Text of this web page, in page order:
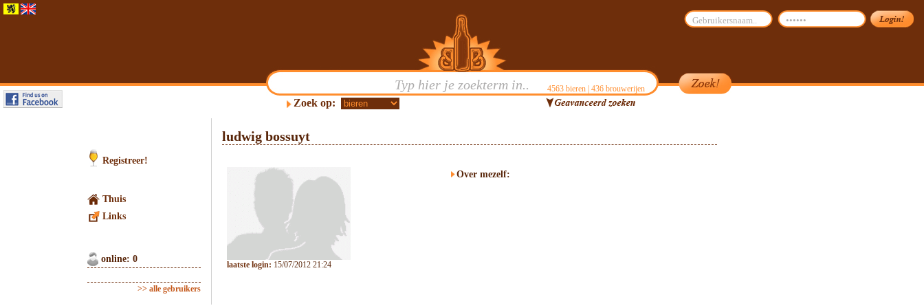
4563bieren | 436brouwerijen
Zoek op:
Registreer!
Thuis
Links
online: 0
>> alle gebruikers
ludwig bossuyt
laatste login: 15/07/2012 21:24
Over mezelf: